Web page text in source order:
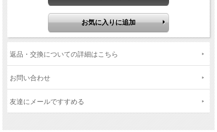
返品・交換についての詳細はこちら
お問い合わせ
友達にメールですすめる